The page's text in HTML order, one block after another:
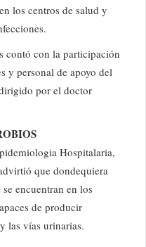
los centros de salud y
contó con la participación
y personal de apoyo del
por el doctor
Hospitalaria,
que dondequiera
encuentran en los
de producir
las vías urinarias.